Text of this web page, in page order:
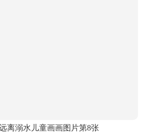
离溺水儿童画画图片第8张